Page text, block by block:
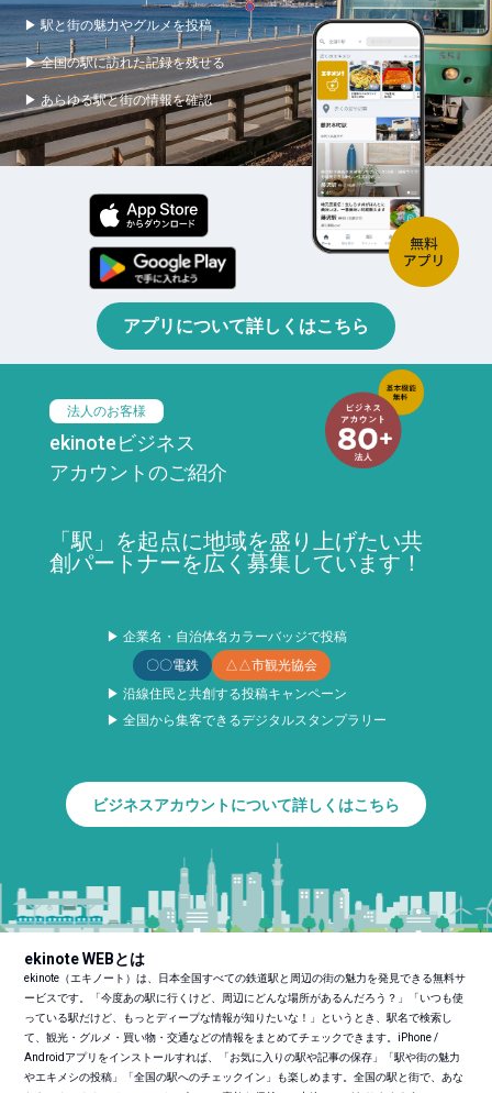
▶ 駅と街の魅力やグルメを投稿
▶ 全国の駅に訪れた記録を残せる
▶ あらゆる駅と街の情報を確認
アプリについて詳しくはこちら
法人のお客様
ekinoteビジネス
アカウントのご紹介
「駅」を起点に地域を盛り上げたい共
創パートナーを広く募集しています！
▶ 企業名・自治体名カラーバッジで投稿
〇〇電鉄
△△市観光協会
▶ 沿線住民と共創する投稿キャンペーン
▶ 全国から集客できるデジタルスタンプラリー
ビジネスアカウントについて詳しくはこちら
ekinote WEBとは
ekinote（エキノート）は、日本全国すべての鉄道駅と周辺の街の魅力を発見できる無料サ
ービスです。「今度あの駅に行くけど、周辺にどんな場所があるんだろう？」「いつも使
っている駅だけど、もっとディープな情報が知りたいな！」というとき、駅名で検索し
て、観光・グルメ・買い物・交通などの情報をまとめてチェックできます。iPhone /
Androidアプリをインストールすれば、「お気に入りの駅や記事の保存」「駅や街の魅力
やエキメシの投稿」「全国の駅へのチェックイン」も楽しめます。全国の駅と街で、あな